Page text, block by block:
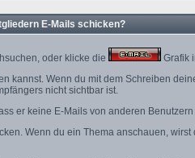
E-Mails schicken?
oder klicke die
Grafik
Wenn du mit dem Schreiben
nicht sichtbar ist.
er keine E-Mails von anderen
Wenn du ein Thema anschauen,